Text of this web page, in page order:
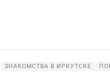
ЗНАКОМСТВА В ИРКУТСКЕ